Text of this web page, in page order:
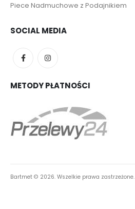
Piece Nadmuchowe z Podajnikiem
SOCIAL MEDIA
METODY PŁATNOŚCI
Bartmet © 2026. Wszelkie prawa zastrzeżone.